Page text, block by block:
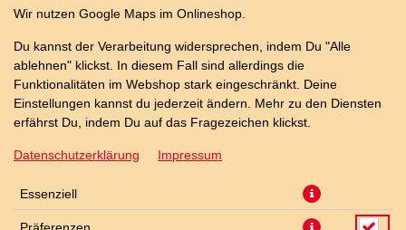
26ER HOT DOG PIZZA
Wir nutzen Google Maps im Onlineshop.
Du kannst der Verarbeitung widersprechen, indem Du "Alle
ablehnen" klickst. In diesem Fall sind allerdings die
Funktionalitäten im Webshop stark eingeschränkt. Deine
Einstellungen kannst du jederzeit ändern. Mehr zu den Diensten
erfährst Du, indem Du auf das Fragezeichen klickst.
Datenschutzerklärung Impressum
Essenziell